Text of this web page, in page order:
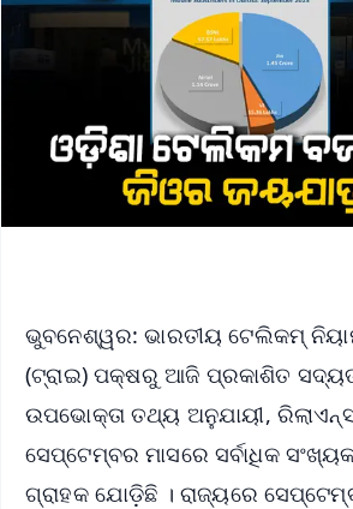
ଭୁବନେଶ୍ୱର: ଭାରତୀୟ ଟେଲିକମ୍
(ଟ୍ରାଇ) ପକ୍ଷରୁ ଆଜି ପ୍ରକାଶିତ
ଉପଭୋକ୍ତା ତଥ୍ୟ ଅନୁଯାୟୀ,
ସେପ୍ଟେମ୍ବର ମାସରେ ସର୍ବାଧିକ
ଗ୍ରାହକ ଯୋଡ଼ିଛି । ରାଜ୍ୟରେ